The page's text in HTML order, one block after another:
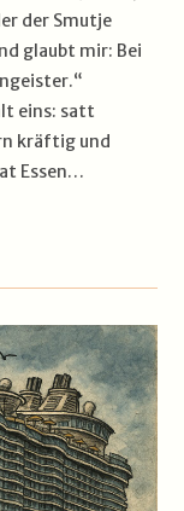
der Smutje
glaubt mir: Bei
eins: satt
kräftig und
Essen…